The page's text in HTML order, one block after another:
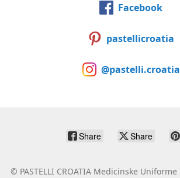
Facebook
pastellicroatia
@pastelli.croatia
Share Share
© PASTELLI CROATIA Medicinske Uniforme